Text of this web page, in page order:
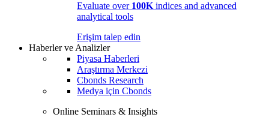
Evaluate over 100K indices and advanced
analytical tools
Erişim talep edin
Haberler ve Analizler
Piyasa Haberleri
Araştırma Merkezi
Cbonds Research
Medya için Cbonds
Online Seminars & Insights